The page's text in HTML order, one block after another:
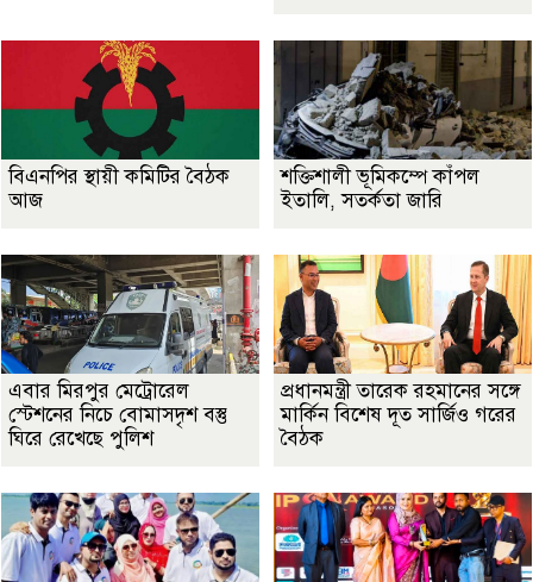
বিএনপির স্থায়ী কমিটির বৈঠক
আজ
শক্তিশালী ভূমিকম্পে কাঁপল
ইতালি, সতর্কতা জারি
এবার মিরপুর মেট্রোরেল
স্টেশনের নিচে বোমাসদৃশ বস্তু
ঘিরে রেখেছে পুলিশ
প্রধানমন্ত্রী তারেক রহমানের সঙ্গে
মার্কিন বিশেষ দূত সার্জিও গরের
বৈঠক